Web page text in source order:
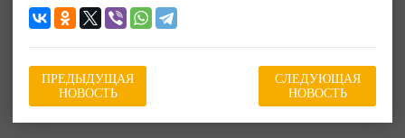
ПРЕДЫДУЩАЯ
НОВОСТЬ
СЛЕДУЮЩАЯ
НОВОСТЬ